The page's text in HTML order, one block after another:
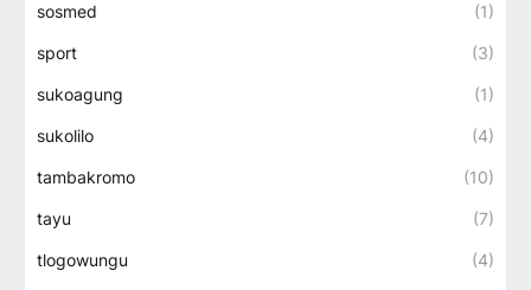
sosmed (1)
sport (3)
sukoagung (1)
sukolilo (4)
tambakromo (10)
tayu (7)
tlogowungu (4)